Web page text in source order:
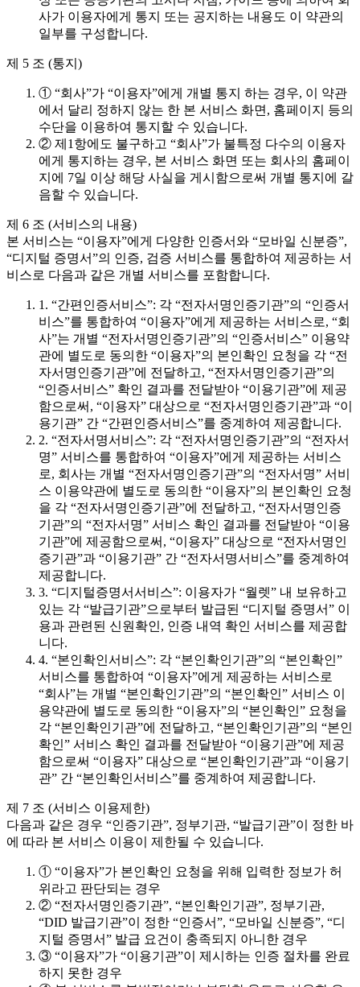
사가 이용자에게 통지 또는 공지하는 내용도 이 약관의
일부를 구성합니다.
제 5 조 (통지)
① “회사”가 “이용자”에게 개별 통지 하는 경우, 이 약관
에서 달리 정하지 않는 한 본 서비스 화면, 홈페이지 등의
수단을 이용하여 통지할 수 있습니다.
② 제1항에도 불구하고 “회사”가 불특정 다수의 이용자
에게 통지하는 경우, 본 서비스 화면 또는 회사의 홈페이
지에 7일 이상 해당 사실을 게시함으로써 개별 통지에 갈
음할 수 있습니다.
제 6 조 (서비스의 내용)
본 서비스는 “이용자”에게 다양한 인증서와 “모바일 신분증”,
“디지털 증명서”의 인증, 검증 서비스를 통합하여 제공하는 서
비스로 다음과 같은 개별 서비스를 포함합니다.
1. “간편인증서비스”: 각 “전자서명인증기관”의 “인증서
비스”를 통합하여 “이용자”에게 제공하는 서비스로, “회
사”는 개별 “전자서명인증기관”의 “인증서비스” 이용약
관에 별도로 동의한 “이용자”의 본인확인 요청을 각 “전
자서명인증기관”에 전달하고, “전자서명인증기관”의
“인증서비스” 확인 결과를 전달받아 “이용기관”에 제공
함으로써, “이용자” 대상으로 “전자서명인증기관”과 “이
용기관” 간 “간편인증서비스”를 중계하여 제공합니다.
2. “전자서명서비스”: 각 “전자서명인증기관”의 “전자서
명” 서비스를 통합하여 “이용자”에게 제공하는 서비스
로, 회사는 개별 “전자서명인증기관”의 “전자서명” 서비
스 이용약관에 별도로 동의한 “이용자”의 본인확인 요청
을 각 “전자서명인증기관”에 전달하고, “전자서명인증
기관”의 “전자서명” 서비스 확인 결과를 전달받아 “이용
기관”에 제공함으로써, “이용자” 대상으로 “전자서명인
증기관”과 “이용기관” 간 “전자서명서비스”를 중계하여
제공합니다.
3. “디지털증명서서비스”: 이용자가 “월렛” 내 보유하고
있는 각 “발급기관”으로부터 발급된 “디지털 증명서” 이
용과 관련된 신원확인, 인증 내역 확인 서비스를 제공합
니다.
4. “본인확인서비스”: 각 “본인확인기관”의 “본인확인”
서비스를 통합하여 “이용자”에게 제공하는 서비스로
“회사”는 개별 “본인확인기관”의 “본인확인” 서비스 이
용약관에 별도로 동의한 “이용자”의 “본인확인” 요청을
각 “본인확인기관”에 전달하고, “본인확인기관”의 “본인
확인” 서비스 확인 결과를 전달받아 “이용기관”에 제공
함으로써 “이용자” 대상으로 “본인확인기관”과 “이용기
관” 간 “본인확인서비스”를 중계하여 제공합니다.
제 7 조 (서비스 이용제한)
다음과 같은 경우 “인증기관”, 정부기관, “발급기관”이 정한 바
에 따라 본 서비스 이용이 제한될 수 있습니다.
① “이용자”가 본인확인 요청을 위해 입력한 정보가 허
위라고 판단되는 경우
② “전자서명인증기관”, “본인확인기관”, 정부기관,
“DID 발급기관”이 정한 “인증서”, “모바일 신분증”, “디
지털 증명서” 발급 요건이 충족되지 아니한 경우
③ “이용자”가 “이용기관”이 제시하는 인증 절차를 완료
하지 못한 경우